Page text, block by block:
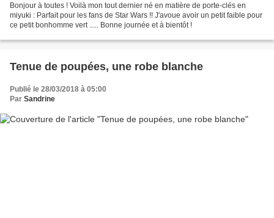
Bonjour à toutes ! Voilà mon tout dernier né en matière de porte-clés en
miyuki : Parfait pour les fans de Star Wars !! J'avoue avoir un petit faible pour
ce petit bonhomme vert ..... Bonne journée et à bientôt !
Tenue de poupées, une robe blanche
Publié le 28/03/2018 à 05:00
Par Sandrine